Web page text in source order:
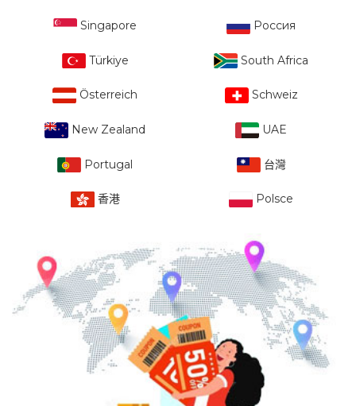
Singapore Россия
Türkiye South Africa
Österreich Schweiz
New Zealand UAE
Portugal 台灣
香港 Polsce